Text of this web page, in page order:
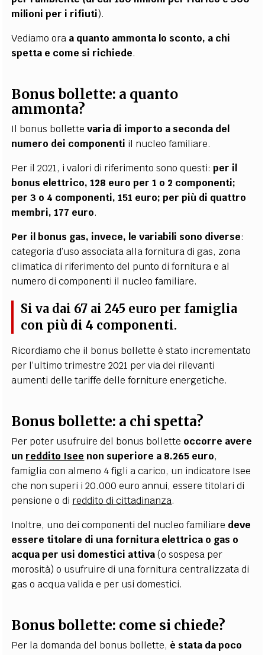
milioni per i rifiuti).
Vediamo ora a quanto ammonta lo sconto, a chi
spetta e come si richiede.
Bonus bollette: a quanto
ammonta?
Il bonus bollettevaria di importo a seconda del
numero dei componenti il nucleo familiare.
Per il 2021, i valori di riferimento sono questi:per il
bonus elettrico, 128 euro per 1 o 2 componenti;
per 3 o 4 componenti, 151 euro; per più di quattro
membri, 177 euro.
Per il bonus gas, invece, le variabili sono diverse:
categoria d’uso associata alla fornitura di gas, zona
climatica di riferimento del punto di fornitura e al
numero di componenti il nucleo familiare.
Si va dai 67 ai 245 euro per famiglia
con più di 4 componenti.
Ricordiamo che il bonus bollette è stato incrementato
per l’ultimo trimestre 2021 per via dei rilevanti
aumenti delle tariffe delle forniture energetiche.
Bonus bollette: a chi spetta?
Per poter usufruire del bonus bollette occorre avere
un reddito Isee non superiore a 8.265 euro,
famiglia con almeno 4 figli a carico, un indicatore Isee
che non superi i 20.000 euro annui, essere titolari di
pensione o di reddito di cittadinanza.
Inoltre, uno dei componenti del nucleo familiare deve
essere titolare di una fornitura elettrica o gas o
acqua per usi domestici attiva(o sospesa per
morosità) o usufruire di una fornitura centralizzata di
gas o acqua valida e per usi domestici.
Bonus bollette: come si chiede?
Per la domanda del bonus bollette, è stata da poco